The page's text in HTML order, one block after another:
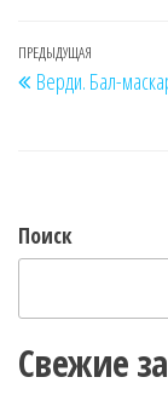
Навигация
по
Предыдущая
запись
ПРЕДЫДУЩАЯ
Верди. Бал-
Поиск
Свежие